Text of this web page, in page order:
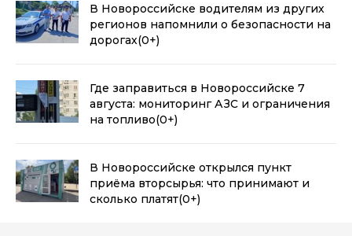
В Новороссийске водителям из других
регионов напомнили о безопасности на
дорогах(0+)
Где заправиться в Новороссийске 7
августа: мониторинг АЗС и ограничения
на топливо(0+)
В Новороссийске открылся пункт
приёма вторсырья: что принимают и
сколько платят(0+)